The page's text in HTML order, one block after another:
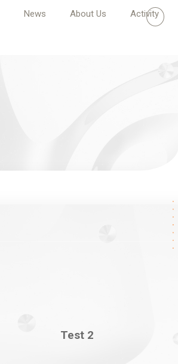
News About Us Activity
Test 2